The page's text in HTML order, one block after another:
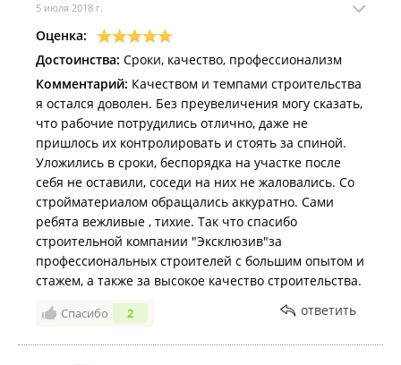
5 июля 2018 г.
Оценка:
Достоинства: Сроки, качество, профессионализм
Комментарий: Качеством и темпами строительства
я остался доволен. Без преувеличения могу сказать,
что рабочие потрудились отлично, даже не
пришлось их контролировать и стоять за спиной.
Уложились в сроки, беспорядка на участке после
себя не оставили, соседи на них не жаловались. Со
стройматериалом обращались аккуратно. Сами
ребята вежливые , тихие. Так что спасибо
строительной компании "Эксклюзив"за
профессиональных строителей с большим опытом и
стажем, а также за высокое качество строительства.
Спасибо 2 ответить